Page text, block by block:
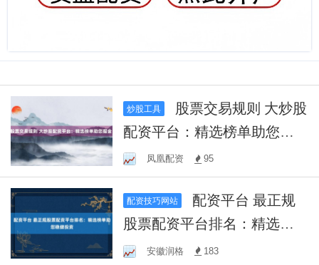
炒股工具
配资平台：精选榜单助您掘
金！凤凰配资 95
配资技巧网站
股票配资平台排名：精选榜
单助您稳健投资
安徽润格 183